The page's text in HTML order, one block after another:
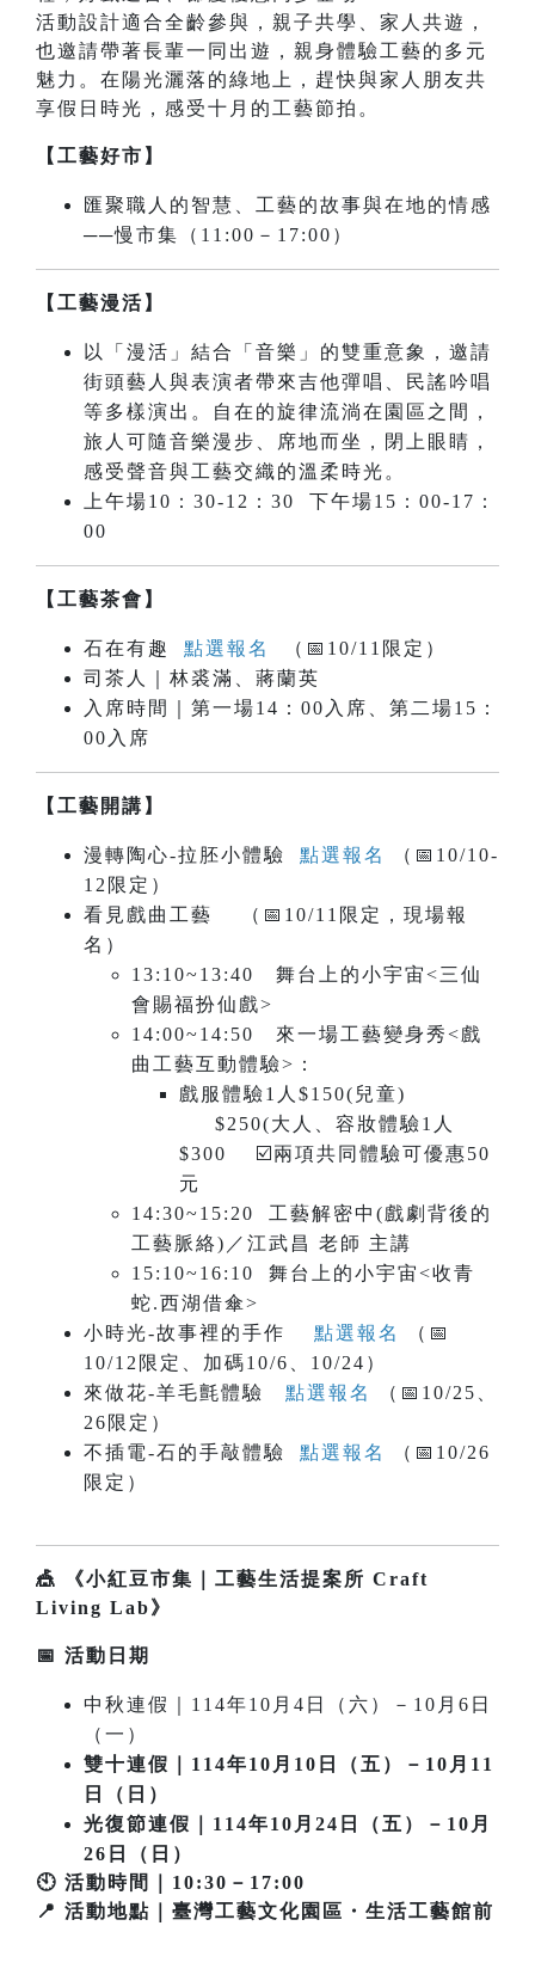
活動設計適合全齡參與，親子共學、家人共遊，
也邀請帶著長輩一同出遊，親身體驗工藝的多元
魅力。在陽光灑落的綠地上，趕快與家人朋友共
享假日時光，感受十月的工藝節拍。
【工藝好市】
匯聚職人的智慧、工藝的故事與在地的情感
──慢市集（11:00－17:00）
【工藝漫活】
以「漫活」結合「音樂」的雙重意象，邀請
街頭藝人與表演者帶來吉他彈唱、民謠吟唱
等多樣演出。自在的旋律流淌在園區之間，
旅人可隨音樂漫步、席地而坐，閉上眼睛，
感受聲音與工藝交織的溫柔時光。
上午場10：30-12：30 下午場15：00-17：
00
【工藝茶會】
石在有趣 點選報名
（📅10/11限定）
司茶人｜林裘滿、蔣蘭英
入席時間｜第一場14：00入席、第二場15：
00入席
【工藝開講】
漫轉陶心-拉胚小體驗 點選報名
（📅10/10-
12限定）
看見戲曲工藝
（📅10/11限定，現場報
名）
13:10~13:40 舞台上的小宇宙<三仙
會賜福扮仙戲>
14:00~14:50 來一場工藝變身秀<戲
曲工藝互動體驗>：
戲服體驗1人$150(兒童)
$250(大人、容妝體驗1人
$300 ☑️兩項共同體驗可優惠50
元
14:30~15:20 工藝解密中(戲劇背後的
工藝脈絡)／江武昌 老師 主講
15:10~16:10 舞台上的小宇宙<收青
蛇.西湖借傘>
小時光-故事裡的手作
點選報名
（📅
10/12限定、加碼10/6、10/24）
來做花-羊毛氈體驗 點選報名
（📅10/25、
26限定）
不插電-石的手敲體驗 點選報名
（📅10/26
限定）
🎪 《小紅豆市集｜工藝生活提案所 Craft
Living Lab》
📅 活動日期
中秋連假｜114年10月4日（六）－10月6日
（一）
雙十連假｜114年10月10日（五）－10月11
日（日）
光復節連假｜114年10月24日（五）－10月
26日（日）
🕙 活動時間｜10:30－17:00
📍 活動地點｜臺灣工藝文化園區・生活工藝館前